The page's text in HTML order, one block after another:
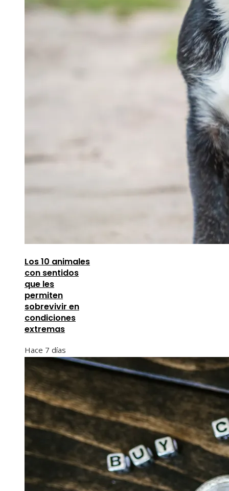
Los 10 animales
con sentidos
que les
permiten
sobrevivir en
condiciones
extremas
Hace 7 días